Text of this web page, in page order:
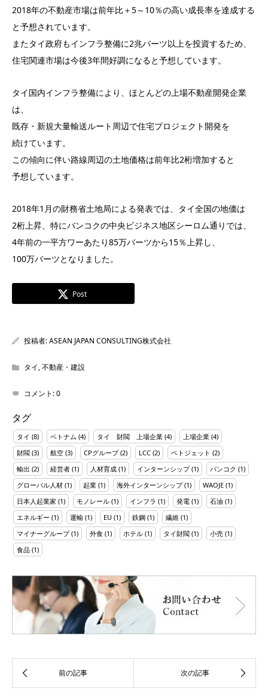
2018年の不動産市場は前年比＋5～10％の高い成長率を達成する
と予想されています。
またタイ政府もインフラ整備に2兆バーツ以上を投資するため、
住宅関連市場は今後3年間好調になると予想しています。
タイ国内インフラ整備により、ほとんどの上場不動産開発企業
は、
既存・新規大量輸送ルート周辺で住宅プロジェクト開発を
続けています。
この傾向に伴い路線周辺の土地価格は前年比2桁増加すると
予想しています。
2018年1月の財務省土地局による発表では、タイ全国の地価は
2桁上昇、特にバンコクの中央ビジネス地区シーロム通りでは、
4年前の一平方ワーあたり85万バーツから15％上昇し、
100万バーツとなりました。
Post
投稿者:ASEAN JAPAN CONSULTING株式会社
タイ,不動産・建設
コメント:0
タグ
タイ (8) ベトナム (4) タイ 財閥 上場企業 (4) 上場企業 (4)
財閥 (3) 航空 (3) CPグループ(2) LCC (2) ベトジェット (2)
輸出 (2) 経営者 (1) 人材育成 (1) インターンシップ(1) バンコク (1)
グローバル人材 (1) 起業 (1) 海外インターンシップ(1) WAOJE (1)
日本人起業家 (1) モノレール (1) インフラ (1) 発電 (1) 石油 (1)
エネルギー (1) 運輸 (1) EU (1) 鉄鋼 (1) 繊維 (1)
マイナーグループ(1) 外食 (1) ホテル (1) タイ財閥 (1) 小売 (1)
食品 (1)